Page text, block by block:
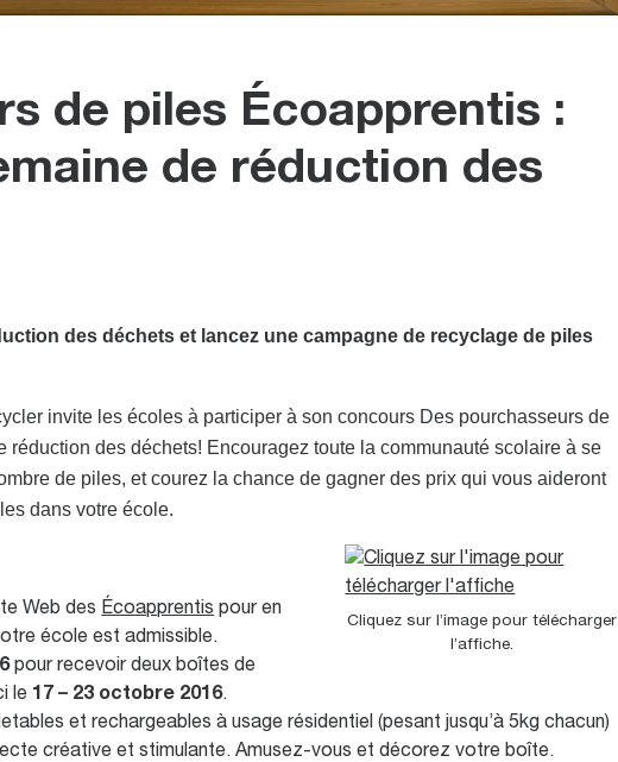
de piles Écoapprentis :
de réduction des
des déchets et lancez une campagne de recyclage de piles
invite les écoles à participer à son concours Des pourchasseurs de
des déchets! Encouragez toute la communauté scolaire à se
de piles, et courez la chance de gagner des prix qui vous aideront
dans votre école.
Cliquez sur l’image pour télécharger
l’affiche.
Web des Écoapprentis pour en
école est admissible.
pour recevoir deux boîtes de
le 17 – 23 octobre 2016.
et rechargeables à usage résidentiel (pesant jusqu’à 5kg chacun)
créative et stimulante. Amusez-vous et décorez votre boîte.